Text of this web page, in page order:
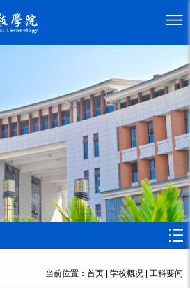
当前位置： 首页 | 学校概况 | 工科要闻